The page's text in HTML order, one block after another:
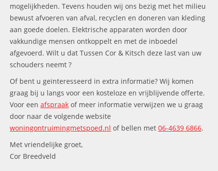
mogelijkheden. Tevens houden wij ons bezig met het milieu
bewust afvoeren van afval, recyclen en doneren van kleding
aan goede doelen. Elektrische apparaten worden door
vakkundige mensen ontkoppelt en met de inboedel
afgevoerd. Wilt u dat Tussen Cor & Kitsch deze last van uw
schouders neemt ?
Of bent u geïnteresseerd in extra informatie? Wij komen
graag bij u langs voor een kosteloze en vrijblijvende offerte.
Voor een afspraak of meer informatie verwijzen we u graag
door naar de volgende website
woningontruimingmetspoed.nl of bellen met 06-4639 6866.
Met vriendelijke groet,
Cor Breedveld